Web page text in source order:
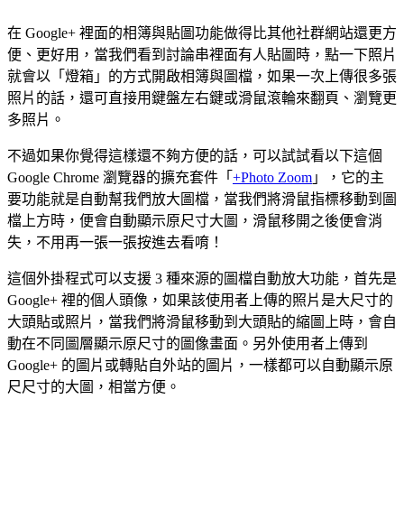
在 Google+ 裡面的相簿與貼圖功能做得比其他社群網站還更方
便、更好用，當我們看到討論串裡面有人貼圖時，點一下照片
就會以「燈箱」的方式開啟相簿與圖檔，如果一次上傳很多張
照片的話，還可直接用鍵盤左右鍵或滑鼠滾輪來翻頁、瀏覽更
多照片。
不過如果你覺得這樣還不夠方便的話，可以試試看以下這個
Google Chrome 瀏覽器的擴充套件「 +Photo Zoom 」，它的主
要功能就是自動幫我們放大圖檔，當我們將滑鼠指標移動到圖
檔上方時，便會自動顯示原尺寸大圖，滑鼠移開之後便會消
失，不用再一張一張按進去看唷！
這個外掛程式可以支援 3 種來源的圖檔自動放大功能，首先是
Google+ 裡的個人頭像，如果該使用者上傳的照片是大尺寸的
大頭貼或照片，當我們將滑鼠移動到大頭貼的縮圖上時，會自
動在不同圖層顯示原尺寸的圖像畫面。另外使用者上傳到
Google+ 的圖片或轉貼自外站的圖片，一樣都可以自動顯示原
尺尺寸的大圖，相當方便。